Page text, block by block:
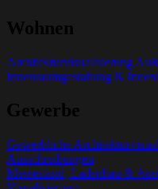
Wohnen
Architekturvisualisierung
Innenraumgestaltung &
Gewerbe
Gewerbliche
Ausschreibungen
Messestand, Ladenbau &